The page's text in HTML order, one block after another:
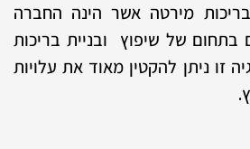
מירטה אשר הינה החברה
בתחום של שיפוץ ובניית בריכות
זו ניתן להקטין מאוד את עלויות